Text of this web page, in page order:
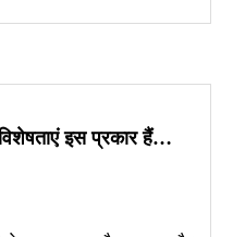
इस प्रकार हैं…